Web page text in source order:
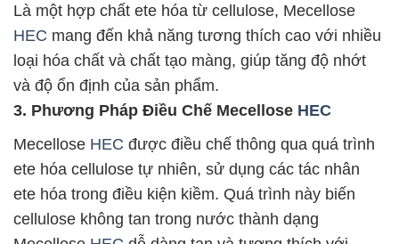
Là một hợp chất ete hóa từ cellulose, Mecellose
HEC mang đến khả năng tương thích cao với nhiều
loại hóa chất và chất tạo màng, giúp tăng độ nhớt
và độ ổn định của sản phẩm.
3. Phương Pháp Điều Chế Mecellose HEC
Mecellose HEC được điều chế thông qua quá trình
ete hóa cellulose tự nhiên, sử dụng các tác nhân
ete hóa trong điều kiện kiềm. Quá trình này biến
cellulose không tan trong nước thành dạng